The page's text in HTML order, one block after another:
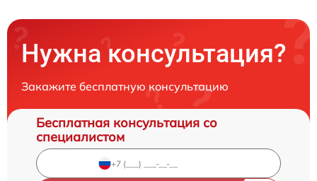
Нужна консультация?
Закажите бесплатную консультацию
Бесплатная консультация со
специалистом